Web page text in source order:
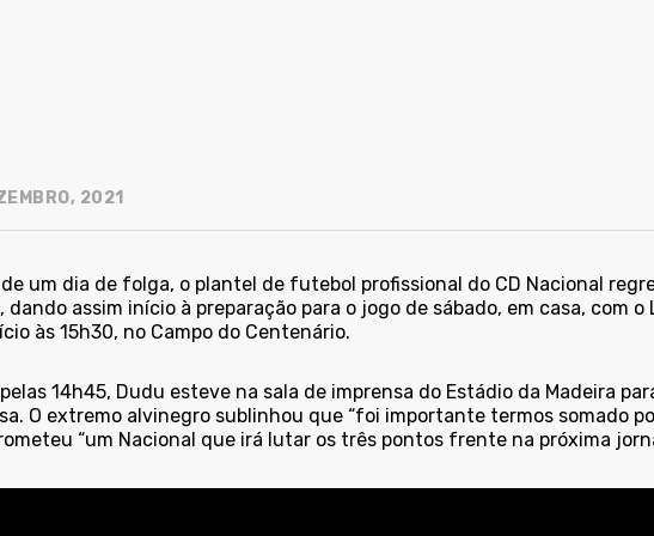
2021
um dia de folga, o plantel de futebol profissional do CD Nacional
dando assim início à preparação para o jogo de sábado, em casa, com
às 15h30, no Campo do Centenário.
14h45, Dudu esteve na sala de imprensa do Estádio da Madeira
O extremo alvinegro sublinhou que “foi importante termos somado
“um Nacional que irá lutar os três pontos frente na próxima